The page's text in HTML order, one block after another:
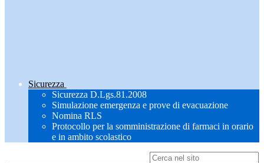
Sicurezza
Sicurezza D.Lgs.81.2008
Simulazione emergenza e prove di evacuazione
Nomina RLS
Protocollo per la somministrazione di farmaci in orario
e in ambito scolastico